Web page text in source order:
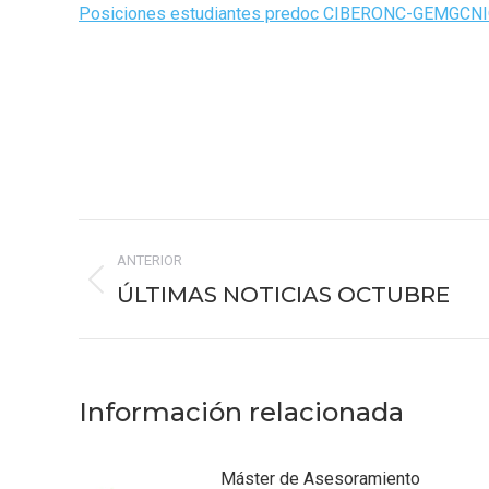
Posiciones estudiantes predoc CIBERONC-
entre
publicaciones
ANTERIOR
Publicación
ÚLTIMAS NOTICIAS OCTUBRE
Información relacionada
Máster de Asesoramiento